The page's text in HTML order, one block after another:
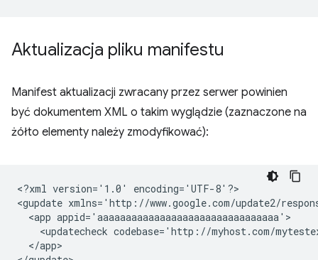
Aktualizacja pliku manifestu
Manifest aktualizacji zwracany przez serwer powinien
być dokumentem XML o takim wyglądzie (zaznaczone na
żółto elementy należy zmodyfikować):
<?xml version='1.0'
encoding='UTF-8'?>
<gupdate xmlns='http://www.google.com/update2/
<app
<updatecheck codebase='http://myhost.com/
</app>